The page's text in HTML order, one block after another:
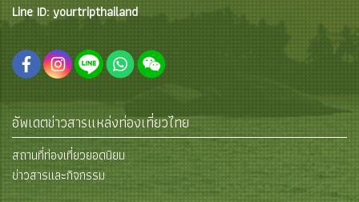
Line ID: yourtripthailand
อัพเดตข่าวสารแหล่งท่องเที่ยวไทย
สถานที่ท่องเที่ยวยอดนิยม
ข่าวสารและกิจกรรม